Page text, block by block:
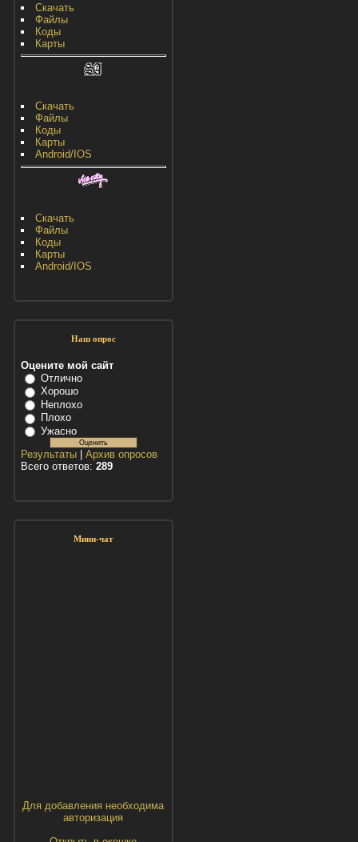
Скачать
Файлы
Коды
Карты
Скачать
Файлы
Коды
Карты
Android/IOS
Скачать
Файлы
Коды
Карты
Android/IOS
Наш опрос
Оцените мой сайт
Отлично
Хорошо
Неплохо
Плохо
Ужасно
Результаты| Архив опросов
Всего ответов: 289
Мини-чат
Для добавления необходима
авторизация